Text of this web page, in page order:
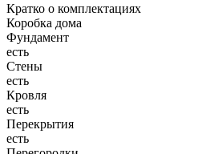
Кратко о комплектациях
Коробка дома
Фундамент
есть
Стены
есть
Кровля
есть
Перекрытия
есть